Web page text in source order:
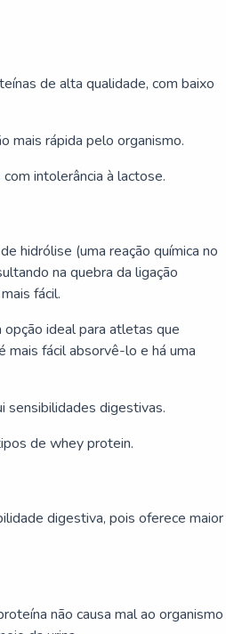
de alta qualidade, com baixo
mais rápida pelo organismo.
intolerância à lactose.
hidrólise (uma reação química no
na quebra da ligação
fácil.
ideal para atletas que
mais fácil absorvê-lo e há uma
sensibilidades digestivas.
de whey protein.
digestiva, pois oferece maior
não causa mal ao organismo